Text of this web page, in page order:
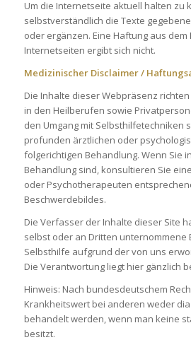
Um die Internetseite aktuell halten zu
selbstverständlich die Texte
oder ergänzen. Eine Haftung aus dem
Internetseiten ergibt sich nicht.
Medizinischer Disclaimer /
Die Inhalte dieser Webpräsenz
in den Heilberufen sowie
den Umgang mit Selbsthilfetechniken
profunden ärztlichen oder
folgerichtigen Behandlung. Wenn Sie
Behandlung sind, konsultieren Sie
oder Psychotherapeuten
Beschwerdebildes.
Die Verfasser der Inhalte dieser Site
selbst oder an Dritten unternommene
Selbsthilfe aufgrund der von uns
Die Verantwortung liegt hier gänzlich
Hinweis: Nach bundesdeutschem
Krankheitswert bei anderen weder
behandelt werden, wenn man keine
besitzt.